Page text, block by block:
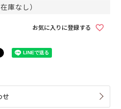
庫なし）
お気に入りに登録する
せ